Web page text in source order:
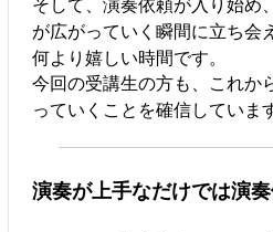
が広がっていく瞬間に立ち会
何より嬉しい時間です。
今回の受講生の方も、これか
っていくことを確信しています
演奏が上手なだけでは演